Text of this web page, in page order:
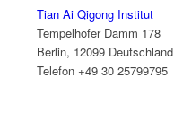
Tian Ai Qigong Institut
Tempelhofer Damm 178
Berlin, 12099 Deutschland
Telefon +49 30 25799795